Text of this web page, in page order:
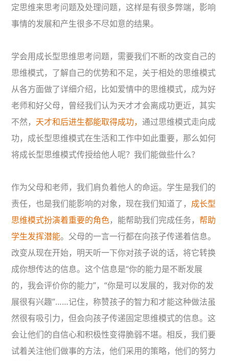
定思维来思考问题及处理问题，这样是有很多弊端，影响
事情的发展和产生很多不尽如意的结果。
学会用成长型思维思考问题，需要我们不断的改变自己的
思维模式，了解自己的优势和不足，关于相处的思维模式
从各方面做了详细介绍，比如爱情中的思维模式，成为好
老师和好父母，曾经我们认为天才才会离成功更近，其实
不然， 天才和后进生都能取得成功，通过思维模式走向成
功，成长型思维模式在生活和工作中如此重要，那么如何
将成长型思维模式传授给他人呢？我们能做些什么？
作为父母和老师，我们肩负着他人的命运。学生是我们的
责任，也是我们能影响的对象，现在我们知道了， 成长型
思维模式扮演着重要的角色，能帮助我们完成任务，帮助
学生发挥潜能。父母的一言一行都在向孩子传递着信息。
改变从现在开始，明天听一下你对孩子说的话，将它转换
成你想传达的信息。这个信息是“你的能力是不断发展
的，我会评价你的能力”，“你是可以发展的，我对你的发
展很有兴趣”……记住，称赞孩子的智力和才能这种做法虽
然很有吸引力，但会向孩子传递固定思维模式的信息。这
会让他们的自信心和积极性变得脆弱不堪。相反，我们要
试着关注他们做事的方法，他们采用的策略，他们的努力